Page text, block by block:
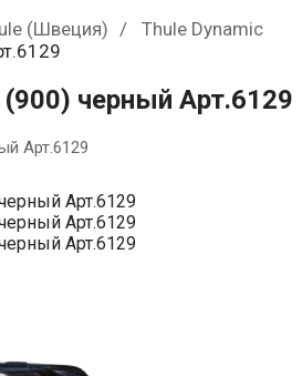
(Швеция)
Thule Dynamic
черный Арт.6129
Арт.6129